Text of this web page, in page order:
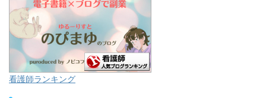
看護師ランキング